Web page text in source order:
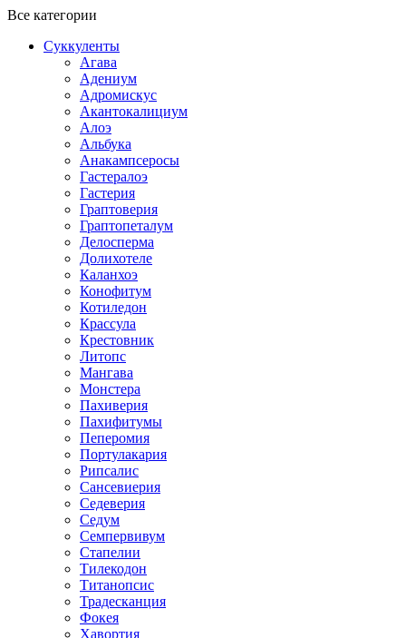
Все категории
Суккуленты
Агава
Адениум
Адромискус
Акантокалициум
Алоэ
Альбука
Анакампсеросы
Гастералоэ
Гастерия
Граптоверия
Граптопеталум
Делосперма
Долихотеле
Каланхоэ
Конофитум
Котиледон
Крассула
Крестовник
Литопс
Мангава
Монстера
Пахиверия
Пахифитумы
Пеперомия
Портулакария
Рипсалис
Сансевиерия
Седеверия
Седум
Семпервивум
Стапелии
Тилекодон
Титанопсис
Традесканция
Фокея
Хавортия